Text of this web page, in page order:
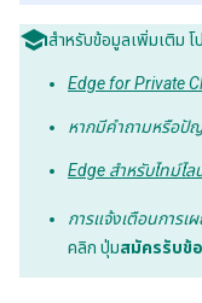
สำหรับข้อมูลเพิ่มเติม
Edge for Private
หากมีคำถามหรือปั
Edge สำหรับไทม์ไ
การแจ้งเตือนการเ
คลิก ปุ่มสมัครรับข้